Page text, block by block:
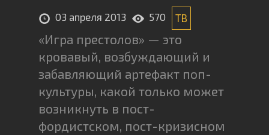
03 апреля 2013 570 ТВ
«Игра престолов» — это
кровавый, возбуждающий и
забавляющий артефакт поп-
культуры, какой только может
возникнуть в пост-
фордистском, пост-кризисном